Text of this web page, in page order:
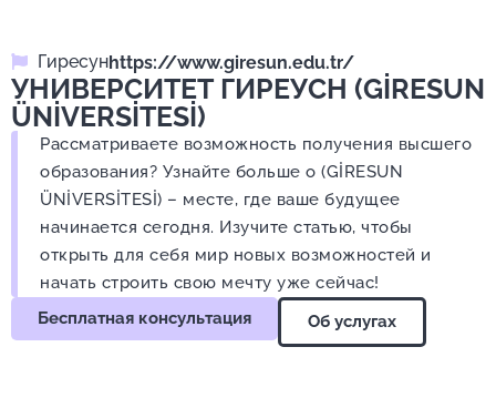
Гиресунhttps://www.giresun.edu.tr/
УНИВЕРСИТЕТ ГИРЕУСН (GİRESUN
ÜNİVERSİTESİ)
Рассматриваете возможность получения высшего
образования? Узнайте больше о (GİRESUN
ÜNİVERSİTESİ) – месте, где ваше будущее
начинается сегодня. Изучите статью, чтобы
открыть для себя мир новых возможностей и
начать строить свою мечту уже сейчас!
Бесплатная консультация
Об услугах